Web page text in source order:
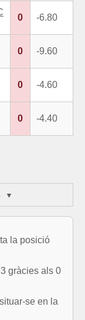
0 -6.80
0 -9.60
0 -4.60
0 -4.40
la posició
gràcies als 0
se en la